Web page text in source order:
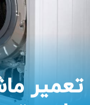
تعمیر